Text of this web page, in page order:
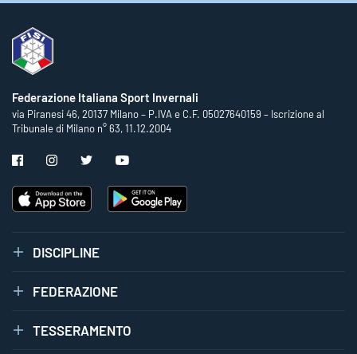
Federazione Italiana Sport Invernali
via Piranesi 46, 20137 Milano – P.IVA e C.F. 05027640159 – Iscrizione al
Tribunale di Milano n° 63, 11.12.2004
DISCIPLINE
FEDERAZIONE
TESSERAMENTO